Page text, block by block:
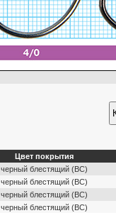
Цвет покрытия
черный блестящий (ВС)
черный блестящий (ВС)
черный блестящий (ВС)
черный блестящий (ВС)